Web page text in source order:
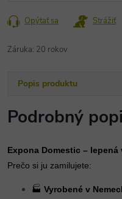
Opýtať sa Strážiť
Záruka: 20 rokov
Popis produktu
Podrobný
Expona Domestic –
Prečo si ju zamilujete:
🏭 Vyrobené v